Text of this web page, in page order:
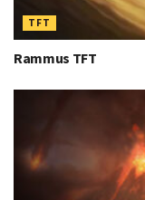
TFT
Rammus TFT